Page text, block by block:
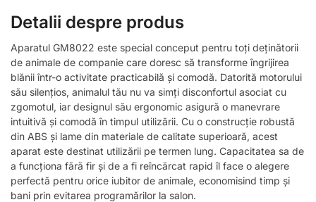
Detalii despre produs
Aparatul GM8022 este special conceput pentru toți deținătorii
de animale de companie care doresc să transforme îngrijirea
blănii într-o activitate practicabilă și comodă. Datorită motorului
său silențios, animalul tău nu va simți disconfortul asociat cu
zgomotul, iar designul său ergonomic asigură o manevrare
intuitivă și comodă în timpul utilizării. Cu o construcție robustă
din ABS și lame din materiale de calitate superioară, acest
aparat este destinat utilizării pe termen lung. Capacitatea sa de
a funcționa fără fir și de a fi reîncărcat rapid îl face o alegere
perfectă pentru orice iubitor de animale, economisind timp și
bani prin evitarea programărilor la salon.